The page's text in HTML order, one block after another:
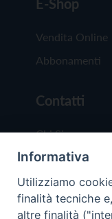
Vendita Online
Abbonamenti
Contatti
Chi Siamo
Redazione
Scrivici
Informativa
Utilizziamo
finalità tecniche
altre finalità